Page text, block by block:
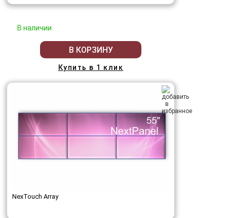
В наличии
В КОРЗИНУ
Купить в 1 клик
NexTouch Array